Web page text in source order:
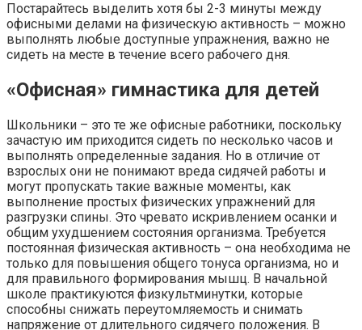
Постарайтесь выделить хотя бы 2-3 минуты между
офисными делами на физическую активность – можно
выполнять любые доступные упражнения, важно не
сидеть на месте в течение всего рабочего дня.
«Офисная» гимнастика для детей
Школьники – это те же офисные работники, поскольку
зачастую им приходится сидеть по несколько часов и
выполнять определенные задания. Но в отличие от
взрослых они не понимают вреда сидячей работы и
могут пропускать такие важные моменты, как
выполнение простых физических упражнений для
разгрузки спины. Это чревато искривлением осанки и
общим ухудшением состояния организма. Требуется
постоянная физическая активность – она необходима не
только для повышения общего тонуса организма, но и
для правильного формирования мышц. В начальной
школе практикуются физкультминутки, которые
способны снижать переутомляемость и снимать
напряжение от длительного сидячего положения. В